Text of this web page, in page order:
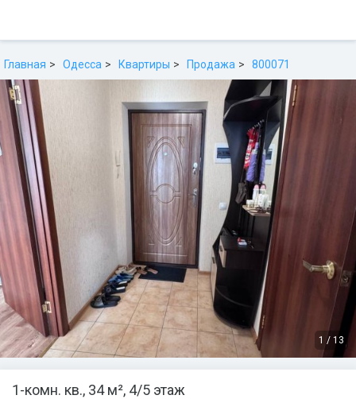
Главная Одесса Квартиры Продажа 800071
1 / 13
1-комн. кв., 34 м², 4/5 этаж